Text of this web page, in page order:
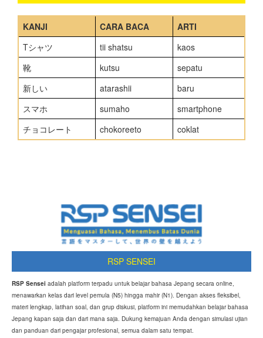
KANJI CARA BACA
ARTI
Tシャツ
tii shatsu
kaos
靴
kutsu
sepatu
新しい
atarashii
baru
スマホ
sumaho
smartphone
チョコレート
chokoreeto coklat
RSP SENSEI
RSP Sensei adalah platform terpadu untuk belajar bahasa Jepang secara online,
menawarkan kelas dari level pemula (N5) hingga mahir (N1). Dengan akses fleksibel,
materi lengkap, latihan soal, dan grup diskusi, platform ini memudahkan belajar bahasa
Jepang kapan saja dan dari mana saja. Dukung kemajuan Anda dengan simulasi ujian
dan panduan dari pengajar profesional, semua dalam satu tempat.